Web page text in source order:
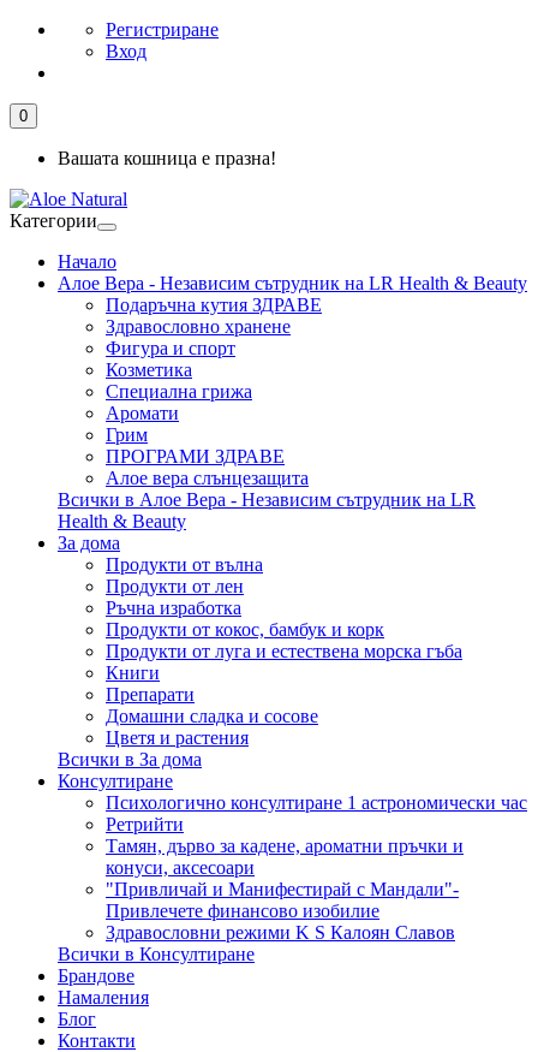
Регистриране
Вход
0
Вашата кошница е празна!
Категории
Начало
Алое Вера - Независим сътрудник на LR Health & Beauty
Подаръчна кутия ЗДРАВЕ
Здравословно хранене
Фигура и спорт
Козметика
Специална грижа
Аромати
Грим
ПРОГРАМИ ЗДРАВЕ
Алое вера слънцезащита
Всички в Алое Вера - Независим сътрудник на LR
Health & Beauty
За дома
Продукти от вълна
Продукти от лен
Ръчна изработка
Продукти от кокос, бамбук и корк
Продукти от луга и естествена морска гъба
Книги
Препарати
Домашни сладка и сосове
Цветя и растения
Всички в За дома
Консултиране
Психологично консултиране 1 астрономически час
Ретрийти
Тамян, дърво за кадене, ароматни пръчки и
конуси, аксесоари
"Привличай и Манифестирай с Мандали"-
Привлечете финансово изобилие
Здравословни режими K S Калоян Славов
Всички в Консултиране
Брандове
Намаления
Блог
Контакти